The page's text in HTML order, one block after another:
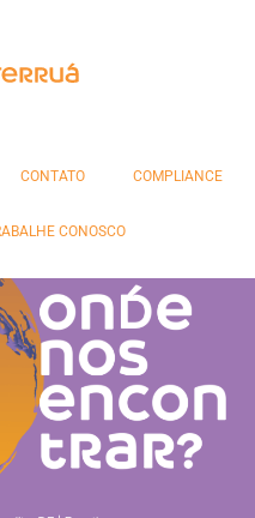
CONTATO COMPLIANCE
CONOSCO